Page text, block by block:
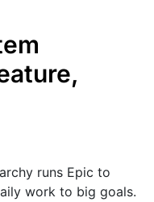
runs Epic to
work to big goals.